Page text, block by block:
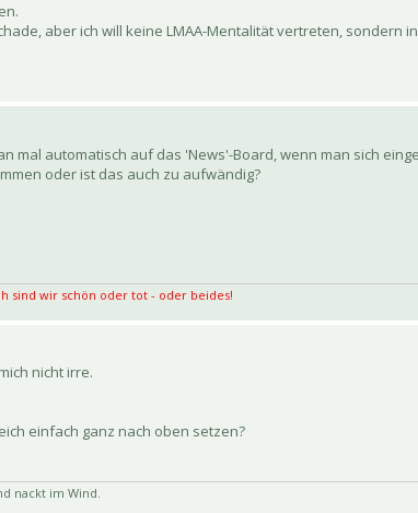
aber ich will keine LMAA-Mentalität vertreten, sondern
mal automatisch auf das 'News'-Board, wenn man sich
oder ist das auch zu aufwändig?
sind wir schön oder tot - oder beides!
nicht irre.
einfach ganz nach oben setzen?
nackt im Wind.